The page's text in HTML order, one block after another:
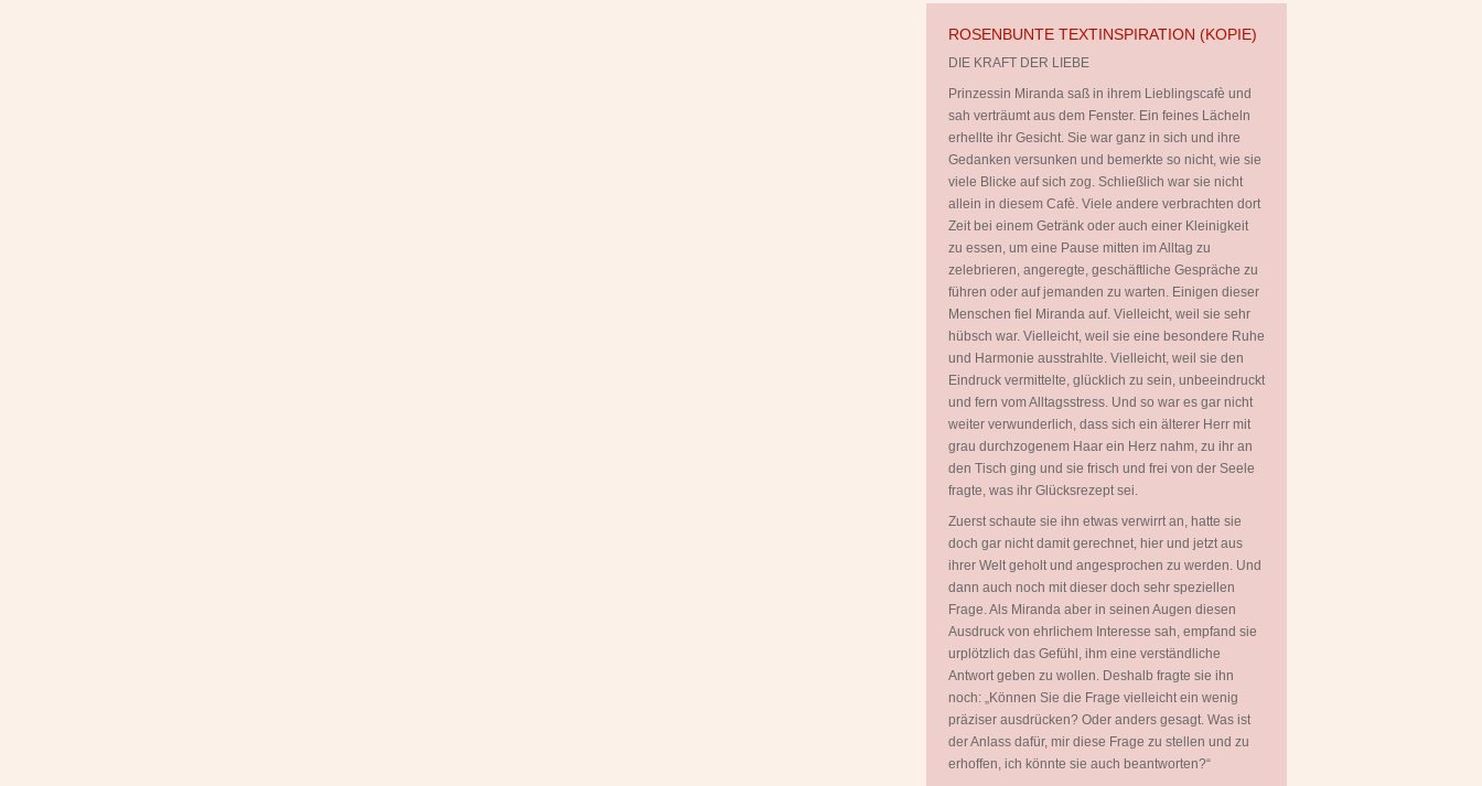
ROSENBUNTE TEXTINSPIRATION (KOPIE)
DIE KRAFT DER LIEBE
Prinzessin Miranda saß in ihrem Lieblingscafè und
sah verträumt aus dem Fenster. Ein feines Lächeln
erhellte ihr Gesicht. Sie war ganz in sich und ihre
Gedanken versunken und bemerkte so nicht, wie sie
viele Blicke auf sich zog. Schließlich war sie nicht
allein in diesem Cafè. Viele andere verbrachten dort
Zeit bei einem Getränk oder auch einer Kleinigkeit
zu essen, um eine Pause mitten im Alltag zu
zelebrieren, angeregte, geschäftliche Gespräche zu
führen oder auf jemanden zu warten. Einigen dieser
Menschen fiel Miranda auf. Vielleicht, weil sie sehr
hübsch war. Vielleicht, weil sie eine besondere Ruhe
und Harmonie ausstrahlte. Vielleicht, weil sie den
Eindruck vermittelte, glücklich zu sein, unbeeindruckt
und fern vom Alltagsstress. Und so war es gar nicht
weiter verwunderlich, dass sich ein älterer Herr mit
grau durchzogenem Haar ein Herz nahm, zu ihr an
den Tisch ging und sie frisch und frei von der Seele
fragte, was ihr Glücksrezept sei.
Zuerst schaute sie ihn etwas verwirrt an, hatte sie
doch gar nicht damit gerechnet, hier und jetzt aus
ihrer Welt geholt und angesprochen zu werden. Und
dann auch noch mit dieser doch sehr speziellen
Frage. Als Miranda aber in seinen Augen diesen
Ausdruck von ehrlichem Interesse sah, empfand sie
urplötzlich das Gefühl, ihm eine verständliche
Antwort geben zu wollen. Deshalb fragte sie ihn
noch: „Können Sie die Frage vielleicht ein wenig
präziser ausdrücken? Oder anders gesagt. Was ist
der Anlass dafür, mir diese Frage zu stellen und zu
erhoffen, ich könnte sie auch beantworten?“